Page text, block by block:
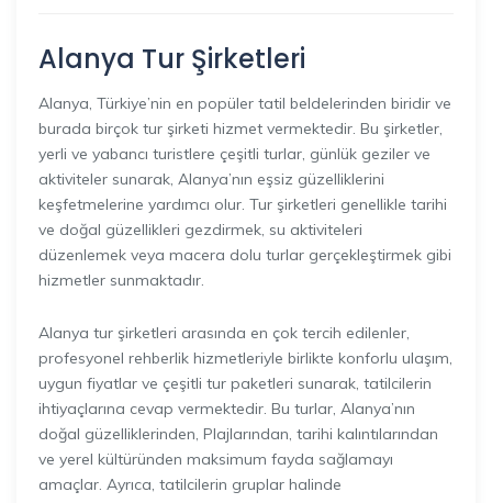
Alanya Tur Şirketleri
Alanya, Türkiye’nin en popüler tatil beldelerinden biridir ve
burada birçok tur şirketi hizmet vermektedir. Bu şirketler,
yerli ve yabancı turistlere çeşitli turlar, günlük geziler ve
aktiviteler sunarak, Alanya’nın eşsiz güzelliklerini
keşfetmelerine yardımcı olur. Tur şirketleri genellikle tarihi
ve doğal güzellikleri gezdirmek, su aktiviteleri
düzenlemek veya macera dolu turlar gerçekleştirmek gibi
hizmetler sunmaktadır.
Alanya tur şirketleri arasında en çok tercih edilenler,
profesyonel rehberlik hizmetleriyle birlikte konforlu ulaşım,
uygun fiyatlar ve çeşitli tur paketleri sunarak, tatilcilerin
ihtiyaçlarına cevap vermektedir. Bu turlar, Alanya’nın
doğal güzelliklerinden, Plajlarından, tarihi kalıntılarından
ve yerel kültüründen maksimum fayda sağlamayı
amaçlar. Ayrıca, tatilcilerin gruplar halinde